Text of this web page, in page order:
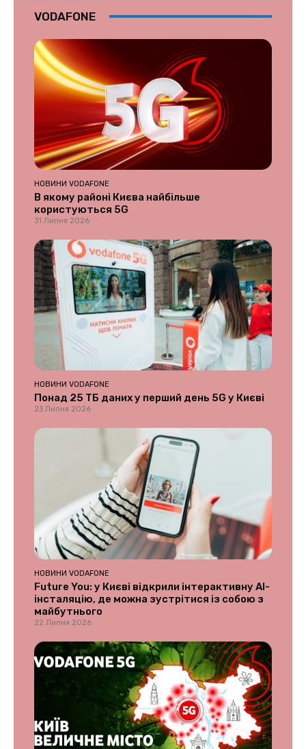
VODAFONE
НОВИНИ VODAFONE
В якому районі Києва найбільше
користуються 5G
31 Липня 2026
НОВИНИ VODAFONE
Понад 25 ТБ даних у перший день 5G у Києві
23 Липня 2026
НОВИНИ VODAFONE
Future You: у Києві відкрили інтерактивну AI-
інсталяцію, де можна зустрітися із собою з
майбутнього
22 Липня 2026